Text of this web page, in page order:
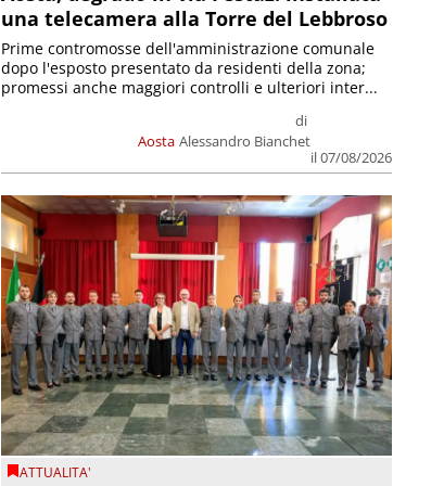
una telecamera alla Torre del Lebbroso
Aosta
di
Alessandro Bianchet
il 07/08/2026
Prime contromosse dell'amministrazione comunale
dopo l'esposto presentato da residenti della zona;
promessi anche maggiori controlli e ulteriori inter...
ATTUALITA'